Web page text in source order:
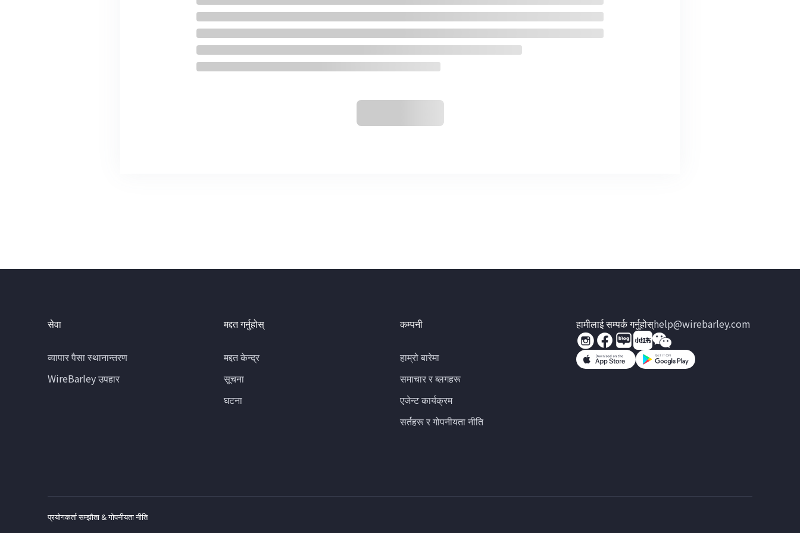
सेवा
व्यापार पैसा स्थानान्तरण
WireBarley उपहार
मद्दत गर्नुहोस्
मद्दत केन्द्र
सूचना
घटना
कम्पनी
हाम्रो बारेमा
समाचार र ब्लगहरू
एजेन्ट कार्यक्रम
सर्तहरू र गोपनीयता नीति
हामीलाई सम्पर्क गर्नुहोस्help@wirebarley.com
प्रयोगकर्ता सम्झौता & गोपनीयता नीति